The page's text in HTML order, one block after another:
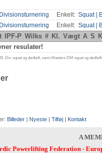
Divisionsturnering Enkelt: Squat|
Divisionsturnering Enkelt: Squat|
IPF-P Wilks # Kl. Vægt A S
resulater!
Div. squat og dødløft, samt Masters DM squat og
Billeder | Nyeste | Tilføj | Kontakt
A
Powerlifting Federation-